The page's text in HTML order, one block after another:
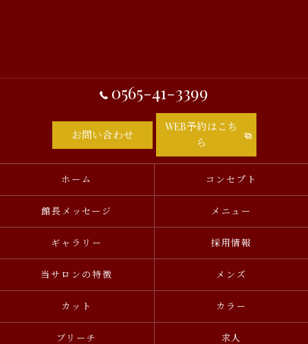
0565-41-3399
お問い合わせ
WEB予約はこち
ら
ホーム コンセプト
館長メッセージ メニュー
ギャラリー 採用情報
当サロンの特徴 メンズ
カット カラー
ブリーチ 求人